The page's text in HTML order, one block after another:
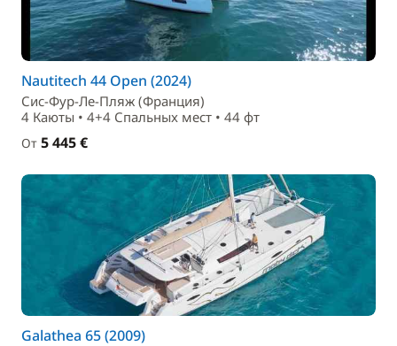
Nautitech 44 Open (2024)
Сис-Фур-Ле-Пляж (Франция)
4 Каюты • 4+4 Спальныx мест • 44 фт
От 5 445 €
Galathea 65 (2009)